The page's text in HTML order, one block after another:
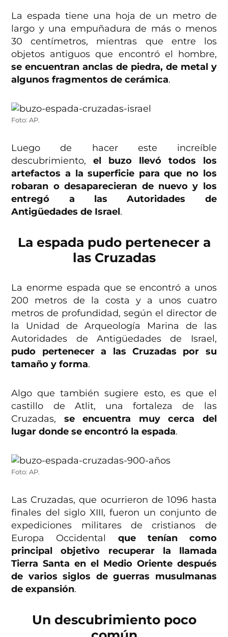
La espada tiene una hoja de un metro de
largo y una empuñadura de más o menos
30 centímetros, mientras que entre los
objetos antiguos que encontró el hombre,
se encuentran anclas de piedra, de metal y
algunos fragmentos de cerámica.
Foto: AP.
Luego de hacer este increíble
descubrimiento,el buzo llevó todos los
artefactos a la superficie para que no los
robaran o desaparecieran de nuevo y los
entregó a las Autoridades de
Antigüedades de Israel.
La espada pudo pertenecer a
las Cruzadas
La enorme espada que se encontró a unos
200 metros de la costa y a unos cuatro
metros de profundidad, según el director de
la Unidad de Arqueología Marina de las
Autoridades de Antigüedades de Israel,
pudo pertenecer a las Cruzadas por su
tamaño y forma.
Algo que también sugiere esto, es que el
castillo de Atlit, una fortaleza de las
Cruzadas, se encuentra muy cerca del
lugar donde se encontró la espada.
Foto: AP.
Las Cruzadas, que ocurrieron de 1096 hasta
finales del siglo XIII, fueron un conjunto de
expediciones militares de cristianos de
Europa Occidental que tenían como
principal objetivo recuperar la llamada
Tierra Santa en el Medio Oriente después
de varios siglos de guerras musulmanas
de expansión.
Un descubrimiento poco